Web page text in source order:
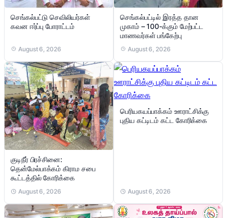
செங்கல்பட்டு செவிலியர்கள்
கவன ஈர்ப்பு போராட்டம்
August 6, 2026
செங்கல்பட்டில் இரத்த தான
முகாம் – 100-க்கும் மேற்பட்ட
மாணவர்கள் பங்கேற்பு
August 6, 2026
குடிநீர் பிரச்சினை:
தென்மேல்பாக்கம் கிராம சபை
கூட்டத்தில் கோரிக்கை
August 6, 2026
பெரியகயப்பாக்கம் ஊராட்சிக்கு
புதிய கட்டிடம் கட்ட கோரிக்கை
August 6, 2026